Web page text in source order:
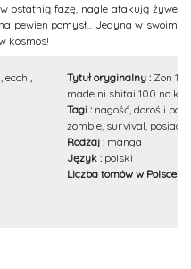
ostatnią fazę, nagle atakują żywe
pewien pomysł... Jedyna w swoim
kosmos!
Tytuł oryginalny : Zon
made ni shitai 100 no
Tagi : nagość, dorośli
zombie, survival,
Rodzaj : manga
Język : polski
Liczba tomów w Polsce :